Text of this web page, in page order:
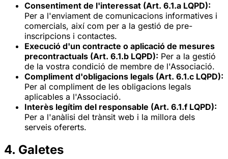
Consentiment de l'interessat (Art. 6.1.a LQPD):
Per a l'enviament de comunicacions informatives i
comercials, així com per a la gestió de pre-
inscripcions i contactes.
Execució d'un contracte o aplicació de mesures
precontractuals (Art. 6.1.b LQPD): Per a la gestió
de la vostra condició de membre de l'Associació.
Compliment d'obligacions legals (Art. 6.1.c LQPD):
Per al compliment de les obligacions legals
aplicables a l'Associació.
Interès legítim del responsable (Art. 6.1.f LQPD):
Per a l'anàlisi del trànsit web i la millora dels
serveis ofererts.
4. Galetes